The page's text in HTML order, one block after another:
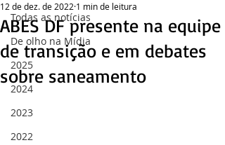
Todas as notícias
De olho na Mídia
2025
2024
2023
2022
ABES DF presente na equipe
de transição e em debates
sobre saneamento
12 de dez. de 2022 1 min de leitura